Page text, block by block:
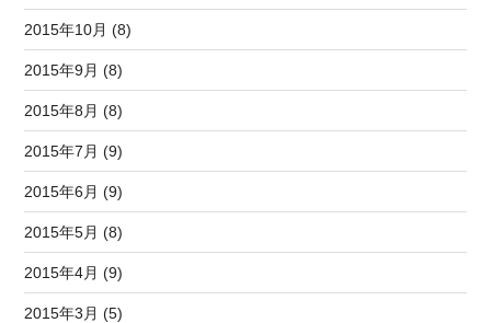
2015年10月 (8)
2015年9月 (8)
2015年8月 (8)
2015年7月 (9)
2015年6月 (9)
2015年5月 (8)
2015年4月 (9)
2015年3月 (5)